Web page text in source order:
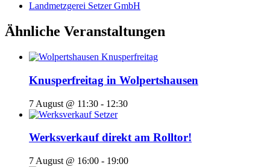
Landmetzgerei Setzer GmbH
Ähnliche Veranstaltungen
Knusperfreitag in Wolpertshausen
7 August @ 11:30 - 12:30
Werksverkauf direkt am Rolltor!
7 August @ 16:00 - 19:00